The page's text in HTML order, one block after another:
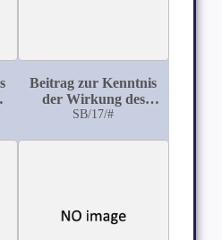
Beitrag zur Kenntnis
der Wirkung des
Acetylchloralcyanhydrin
SB/17/#